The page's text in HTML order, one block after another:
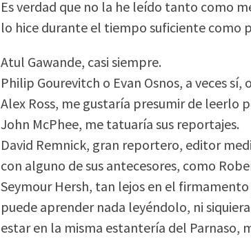
Es verdad que no la he leído tanto como
lo hice durante el tiempo suficiente como
Atul Gawande, casi siempre.
Philip Gourevitch o Evan Osnos, a veces sí,
Alex Ross, me gustaría presumir de leerlo
John McPhee, me tatuaría sus reportajes.
David Remnick, gran reportero, editor
con alguno de sus antecesores, como
Seymour Hersh, tan lejos en el
puede aprender nada leyéndolo, ni
estar en la misma estantería del Parnaso,